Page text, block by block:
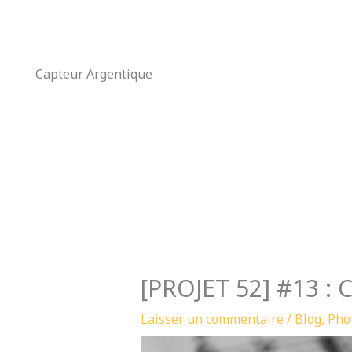
Capteur Argentique
[PROJET 52] #13 :
Laisser un commentaire / Blog,